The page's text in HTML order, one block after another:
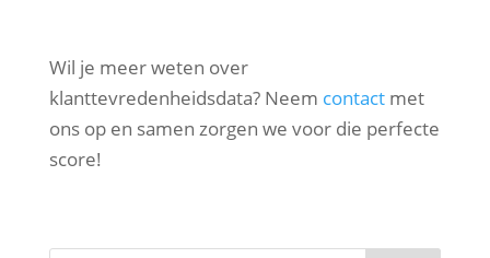
Wil je meer weten over
klanttevredenheidsdata? Neem contact met
ons op en samen zorgen we voor die perfecte
score!